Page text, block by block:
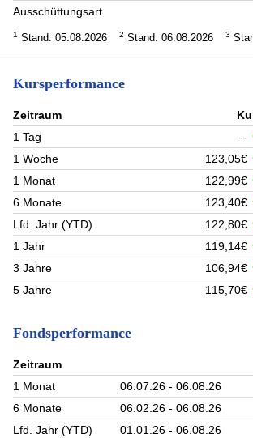
Ausschüttungsart
1 Stand: 05.08.2026 2 Stand: 06.08.2026 3
Kursperformance
Zeitraum
1 Tag
--
1 Woche
123,05€
1 Monat
122,99€
6 Monate
123,40€
Lfd. Jahr (YTD)
122,80€
1 Jahr
119,14€
3 Jahre
106,94€
5 Jahre
115,70€
Fondsperformance
Zeitraum
1 Monat 06.07.26 - 06.08.26
6 Monate
06.02.26 - 06.08.26
Lfd. Jahr (YTD)
01.01.26 - 06.08.26